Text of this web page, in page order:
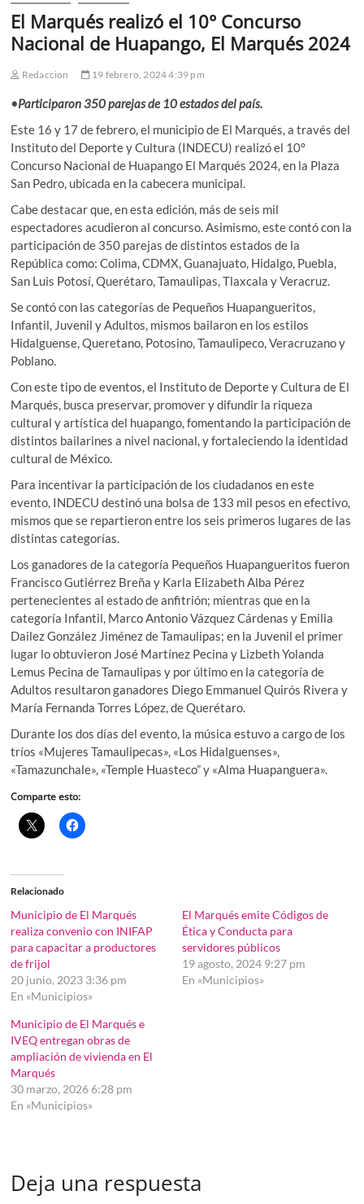
El Marqués realizó el 10° Concurso
Nacional de Huapango, El Marqués 2024
Redaccion 19 febrero, 2024 4:39 pm
•Participaron 350 parejas de 10 estados del país.
Este 16 y 17 de febrero, el municipio de El Marqués, a través del
Instituto del Deporte y Cultura (INDECU) realizó el 10°
Concurso Nacional de Huapango El Marqués 2024, en la Plaza
San Pedro, ubicada en la cabecera municipal.
Cabe destacar que, en esta edición, más de seis mil
espectadores acudieron al concurso. Asimismo, este contó con la
participación de 350 parejas de distintos estados de la
República como: Colima, CDMX, Guanajuato, Hidalgo, Puebla,
San Luis Potosí, Querétaro, Tamaulipas, Tlaxcala y Veracruz.
Se contó con las categorías de Pequeños Huapangueritos,
Infantil, Juvenil y Adultos, mismos bailaron en los estilos
Hidalguense, Queretano, Potosino, Tamaulipeco, Veracruzano y
Poblano.
Con este tipo de eventos, el Instituto de Deporte y Cultura de El
Marqués, busca preservar, promover y difundir la riqueza
cultural y artística del huapango, fomentando la participación de
distintos bailarines a nivel nacional, y fortaleciendo la identidad
cultural de México.
Para incentivar la participación de los ciudadanos en este
evento, INDECU destinó una bolsa de 133 mil pesos en efectivo,
mismos que se repartieron entre los seis primeros lugares de las
distintas categorías.
Los ganadores de la categoría Pequeños Huapangueritos fueron
Francisco Gutiérrez Breña y Karla Elizabeth Alba Pérez
pertenecientes al estado de anfitrión; mientras que en la
categoría Infantil, Marco Antonio Vázquez Cárdenas y Emilia
Dailez González Jiménez de Tamaulipas; en la Juvenil el primer
lugar lo obtuvieron José Martínez Pecina y Lizbeth Yolanda
Lemus Pecina de Tamaulipas y por último en la categoría de
Adultos resultaron ganadores Diego Emmanuel Quirós Rivera y
María Fernanda Torres López, de Querétaro.
Durante los dos días del evento, la música estuvo a cargo de los
tríos «Mujeres Tamaulipecas», «Los Hidalguenses»,
«Tamazunchale», «Temple Huasteco” y «Alma Huapanguera».
Comparte esto:
Relacionado
Municipio de El Marqués
realiza convenio con INIFAP
para capacitar a productores
de frijol
20 junio, 2023 3:36 pm
En «Municipios»
El Marqués emite Códigos de
Ética y Conducta para
servidores públicos
19 agosto, 2024 9:27 pm
En «Municipios»
Municipio de El Marqués e
IVEQ entregan obras de
ampliación de vivienda en El
Marqués
30 marzo, 2026 6:28 pm
En «Municipios»
Deja una respuesta